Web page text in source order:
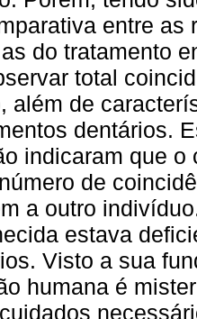
entre as
do tratamento
total
além de
dentários.
indicaram que
de
a outro
estava
Visto a sua
humana é